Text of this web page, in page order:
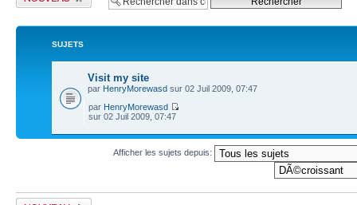
sujet
SUJETS
Visit my site
par HenryMorewasd sur 02 Juil 2009, 07:47
par HenryMorewasd
sur 02 Juil 2009, 07:47
Afficher les sujets depuis:
Publier un nouveau